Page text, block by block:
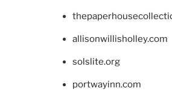
allisonwillisholley.com
solslite.org
portwayinn.com